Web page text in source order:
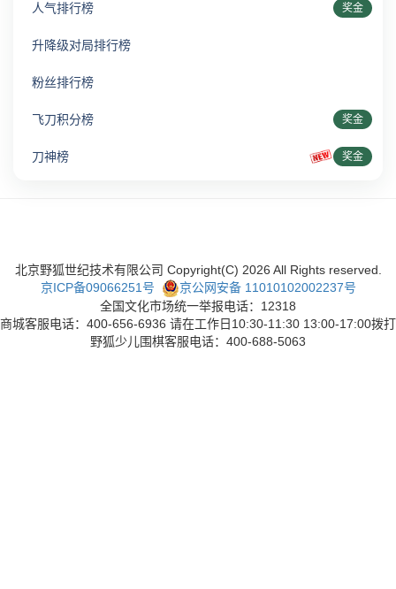
人气排行榜 奖金
升降级对局排行榜
粉丝排行榜
飞刀积分榜 奖金
刀神榜 奖金
北京野狐世纪技术有限公司 Copyright(C) 2026 All Rights reserved.
京ICP备09066251号
京公网安备 11010102002237号
全国文化市场统一举报电话：12318
商城客服电话：400-656-6936 请在工作日10:30-11:30 13:00-17:00拨打
野狐少儿围棋客服电话：400-688-5063